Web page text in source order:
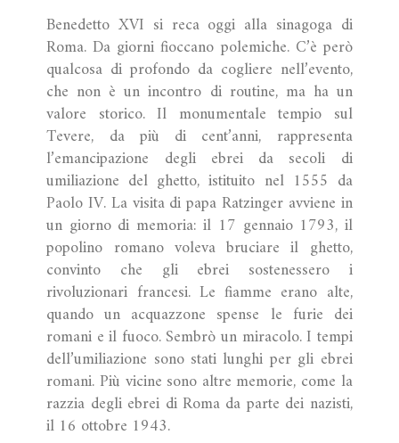
Benedetto XVI si reca oggi alla sinagoga di
Roma. Da giorni fioccano polemiche. C’è però
qualcosa di profondo da cogliere nell’evento,
che non è un incontro di routine, ma ha un
valore storico. Il monumentale tempio sul
Tevere, da più di cent’anni, rappresenta
l’emancipazione degli ebrei da secoli di
umiliazione del ghetto, istituito nel 1555 da
Paolo IV. La visita di papa Ratzinger avviene in
un giorno di memoria: il 17 gennaio 1793, il
popolino romano voleva bruciare il ghetto,
convinto che gli ebrei sostenessero i
rivoluzionari francesi. Le fiamme erano alte,
quando un acquazzone spense le furie dei
romani e il fuoco. Sembrò un miracolo. I tempi
dell’umiliazione sono stati lunghi per gli ebrei
romani. Più vicine sono altre memorie, come la
razzia degli ebrei di Roma da parte dei nazisti,
il 16 ottobre 1943.